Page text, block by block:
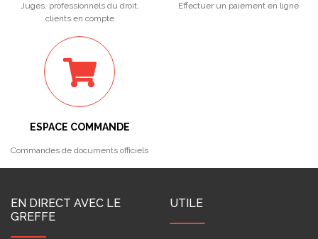
Juges, professionnels du droit,
clients en compte
Effectuer un paiement en ligne
ESPACE COMMANDE
Commandes de documents officiels
EN DIRECT AVEC LE
GREFFE
UTILE